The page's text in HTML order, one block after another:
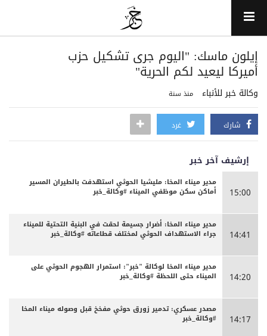
إيلون ماسك: "اليوم جرى تشكيل حزب
أميركا ليعيد لكم الحرية"
وكالة خبر للأنباء منذ سنة
شارك غرد
إرشيف آخر خبر
15:00
مدير ميناء المخا: مليشيا الحوثي استهدفت بالطيران المسير
أماكن سكن موظفي الميناء #وكالة_خبر
14:41
مدير ميناء المخا: أضرار جسيمة لحقت في البنية التحتية للميناء
جراء الاستهداف الحوثي لمختلف قطاعاته #وكالة_خبر
14:20
مدير ميناء المخا لوكالة "خبر": استمرار الهجوم الحوثي على
الميناء حتى اللحظة #وكالة_خبر
14:17
مصدر عسكري: تدمير زورق حوثي مفخخ قبل وصوله ميناء المخا
#وكالة_خبر